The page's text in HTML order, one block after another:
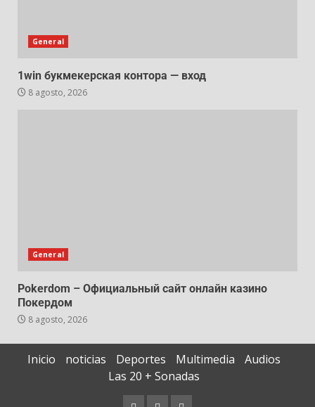
General
1win букмекерская контора — вход
8 agosto, 2026
General
Pokerdom – Официальный сайт онлайн казино
Покердом
8 agosto, 2026
Inicio noticias Deportes Multimedia
Audios
Las 20 + Sonadas